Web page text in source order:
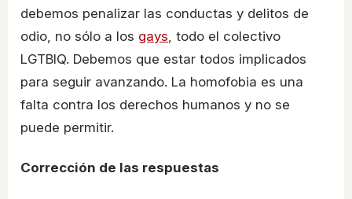
debemos penalizar las conductas y delitos de
odio, no sólo a los gays , todo el colectivo
LGTBIQ. Debemos que estar todos implicados
para seguir avanzando. La homofobia es una
falta contra los derechos humanos y no se
puede permitir.
Corrección de las respuestas